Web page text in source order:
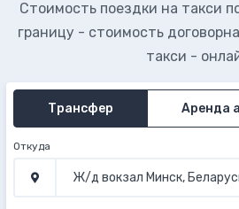
Стоимость поездки на такси
границу - стоимость
такси -
Трансфер Аренда
Откуда